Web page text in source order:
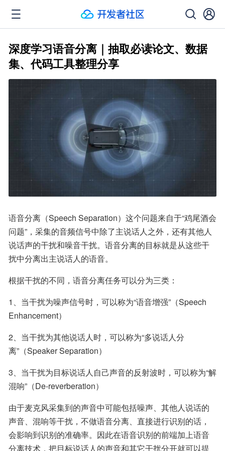
深度学习语音分离｜抽取必读论文、数据
集、代码工具整理分享
语音分离（Speech Separation）这个问题来自于“鸡尾酒会
问题”，采集的音频信号中除了主说话人之外，还有其他人
说话声的干扰和噪音干扰。语音分离的目标就是从这些干
扰中分离出主说话人的语音。
根据干扰的不同，语音分离任务可以分为三类：
1、当干扰为噪声信号时，可以称为“语音增强”（Speech
Enhancement）
2、当干扰为其他说话人时，可以称为“多说话人分
离”（Speaker Separation）
3、当干扰为目标说话人自己声音的反射波时，可以称为“解
混响”（De-reverberation）
由于麦克风采集到的声音中可能包括噪声、其他人说话的
声音、混响等干扰，不做语音分离、直接进行识别的话，
会影响到识别的准确率。因此在语音识别的前端加上语音
分离技术，把目标说话人的声音和其它干扰分开就可以提